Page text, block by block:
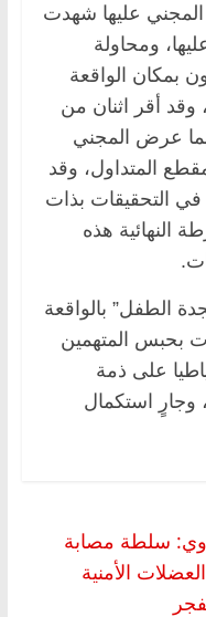
المجني عليها شهدت
ومحاولة
بمكان الواقعة
وقد أقر اثنان من
عرض المجني
المتداول، وقد
التحقيقات بذات
النهائية هذه
الطفل” بالواقعة
بحبس المتهمين
على ذمة
وجارٍ استكمال
سلطة مصابة
الأمنية